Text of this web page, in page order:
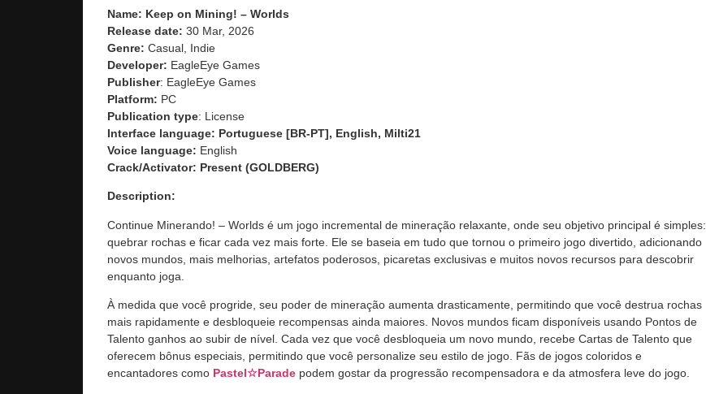
Name: Keep on Mining! – Worlds
Release date: 30 Mar, 2026
Genre: Casual, Indie
Developer: EagleEye Games
Publisher: EagleEye Games
Platform: PC
Publication type: License
Interface language: Portuguese [BR-PT], English, Milti21
Voice language: English
Crack/Activator: Present (GOLDBERG)
Description:
Continue Minerando! – Worlds é um jogo incremental de mineração relaxante, onde seu objetivo principal é simples:
quebrar rochas e ficar cada vez mais forte. Ele se baseia em tudo que tornou o primeiro jogo divertido, adicionando
novos mundos, mais melhorias, artefatos poderosos, picaretas exclusivas e muitos novos recursos para descobrir
enquanto joga.
À medida que você progride, seu poder de mineração aumenta drasticamente, permitindo que você destrua rochas
mais rapidamente e desbloqueie recompensas ainda maiores. Novos mundos ficam disponíveis usando Pontos de
Talento ganhos ao subir de nível. Cada vez que você desbloqueia um novo mundo, recebe Cartas de Talento que
oferecem bônus especiais, permitindo que você personalize seu estilo de jogo. Fãs de jogos coloridos e
encantadores como Pastel☆Parade podem gostar da progressão recompensadora e da atmosfera leve do jogo.